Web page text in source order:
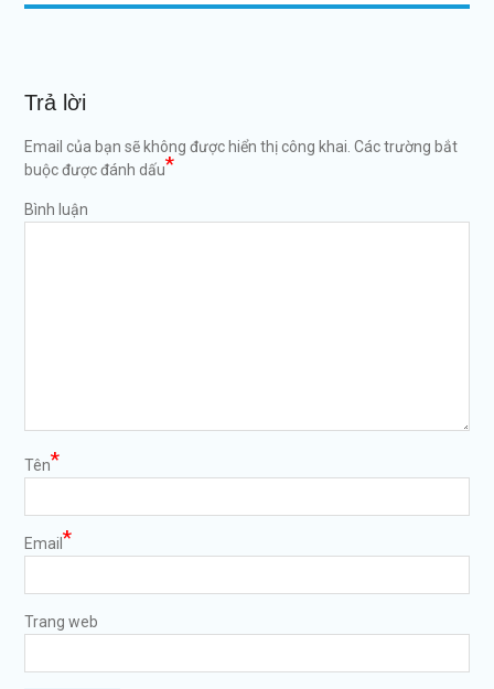
Trả lời
Email của bạn sẽ không được hiển thị công khai. Các trường bắt
buộc được đánh dấu*
Bình luận
Tên*
Email *
Trang web
dieu-le-cua-